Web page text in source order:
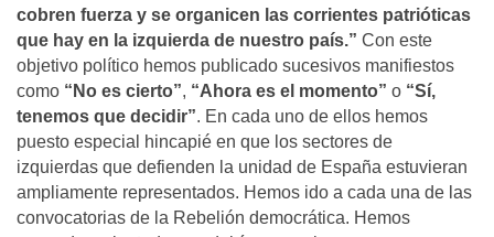
cobren fuerza y se organicen las corrientes patrióticas
que hay en la izquierda de nuestro país.” Con este
objetivo político hemos publicado sucesivos manifiestos
como “No es cierto”, “Ahora es el momento” o “Sí,
tenemos que decidir”. En cada uno de ellos hemos
puesto especial hincapié en que los sectores de
izquierdas que defienden la unidad de España estuvieran
ampliamente representados. Hemos ido a cada una de las
convocatorias de la Rebelión democrática. Hemos